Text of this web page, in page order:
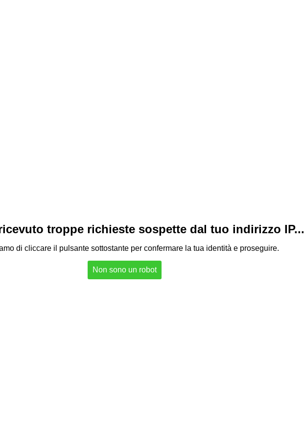
troppe richieste sospette dal tuo indirizzo IP...
di cliccare il pulsante sottostante per confermare la tua identità e proseguire.
Non sono un robot